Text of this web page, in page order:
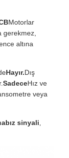
Motorlar
gerekmez,
altına
Hayır.Dış
SadeceHız ve
veya
sinyali